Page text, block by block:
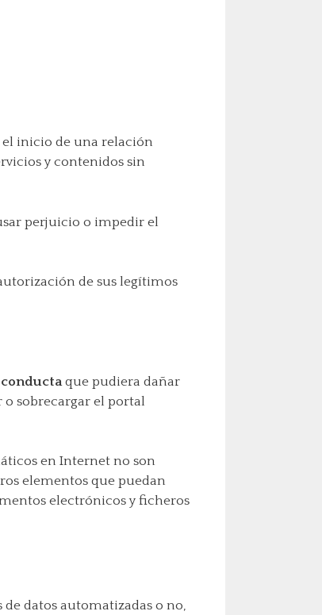
el inicio de una relación
y contenidos sin
perjuicio o impedir el
de sus legítimos
que pudiera dañar
sobrecargar el portal
en Internet no son
elementos que puedan
electrónicos y ficheros
datos automatizadas o no,